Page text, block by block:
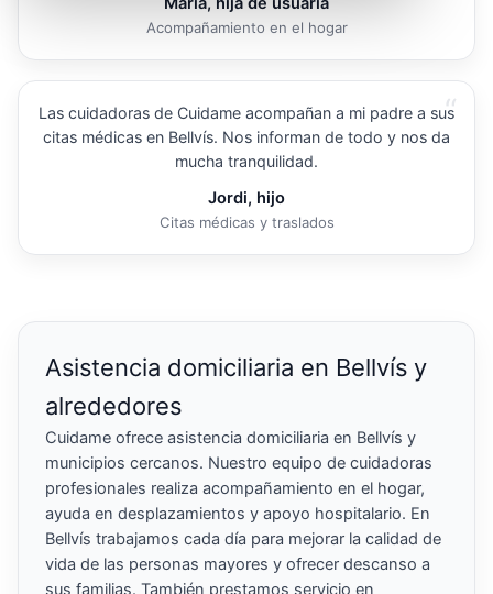
Acompañamiento en el hogar
“
Las cuidadoras de Cuidame acompañan a mi padre a sus
citas médicas en Bellvís. Nos informan de todo y nos da
mucha tranquilidad.
Jordi, hijo
Citas médicas y traslados
Asistencia domiciliaria en Bellvís y
alrededores
Cuidame ofrece asistencia domiciliaria en Bellvís y
municipios cercanos. Nuestro equipo de cuidadoras
profesionales realiza acompañamiento en el hogar,
ayuda en desplazamientos y apoyo hospitalario. En
Bellvís trabajamos cada día para mejorar la calidad de
vida de las personas mayores y ofrecer descanso a
sus familias. También prestamos servicio en